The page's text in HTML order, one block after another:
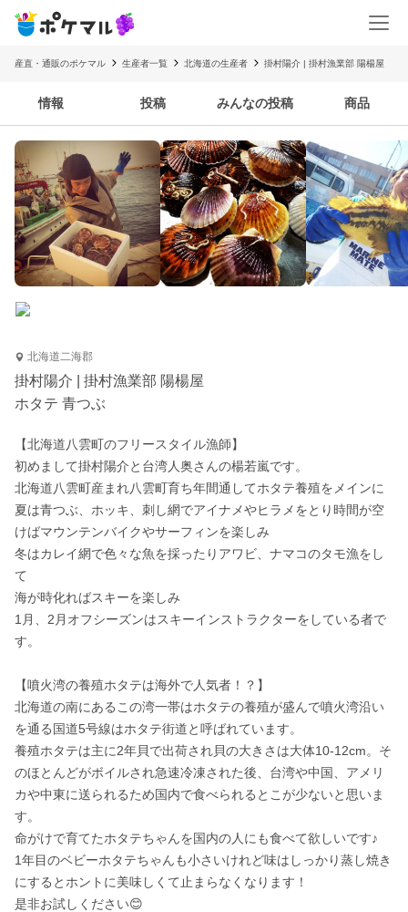
産直・通販のポケマル 生産者一覧 北海道の生産者 掛村陽介 | 掛村漁業部 陽楊屋
情報 投稿 みんなの投稿 商品
北海道二海郡
掛村陽介 | 掛村漁業部 陽楊屋
ホタテ 青つぶ
【北海道八雲町のフリースタイル漁師】
初めまして掛村陽介と台湾人奥さんの楊若嵐です。
北海道八雲町産まれ八雲町育ち年間通してホタテ養殖をメインに
夏は青つぶ、ホッキ、刺し網でアイナメやヒラメをとり時間が空
けばマウンテンバイクやサーフィンを楽しみ
冬はカレイ網で色々な魚を採ったりアワビ、ナマコのタモ漁をし
て
海が時化ればスキーを楽しみ
1月、2月オフシーズンはスキーインストラクターをしている者で
す。
【噴火湾の養殖ホタテは海外で人気者！？】
北海道の南にあるこの湾一帯はホタテの養殖が盛んで噴火湾沿い
を通る国道5号線はホタテ街道と呼ばれています。
養殖ホタテは主に2年貝で出荷され貝の大きさは大体10-12cm。そ
のほとんどがボイルされ急速冷凍された後、台湾や中国、アメリ
カや中東に送られるため国内で食べられるとこが少ないと思いま
す。
命がけで育てたホタテちゃんを国内の人にも食べて欲しいです♪
1年目のベビーホタテちゃんも小さいけれど味はしっかり蒸し焼き
にするとホントに美味しくて止まらなくなります！
是非お試しください😊